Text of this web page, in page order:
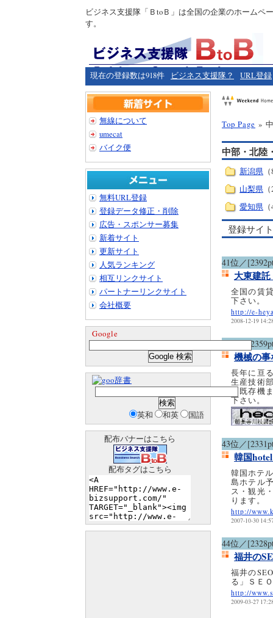
ビジネス支援隊「ＢtoＢ」は全国の企業のホームペ
す。
現在の登録数は918件 ビジネス支援隊？ URL登録
Top Page »
中部・北陸
新潟県
山梨県
愛知県
登録サイト
41位／
大東建
全国の賃
下さい。
http://e-
2008-12-19
42位／
機械の
長年に亘
生産技術
る既存機
下さい。
43位／
韓国
韓国ホテ
島ホテル
ス・観光
ります。
http://
2007-10-30
44位／
福井の
福井の
る」ＳＥ
http://
2009-03-27
無線について
umecat
バイク便
無料URL登録
登録データ修正・削除
広告・スポンサー募集
新着サイト
更新サイト
人気ランキング
相互リンクサイト
パートナーリンクサイト
会社概要
Google
辞書
英和 和英 国語
配布バナーはこちら
配布タグはこちら